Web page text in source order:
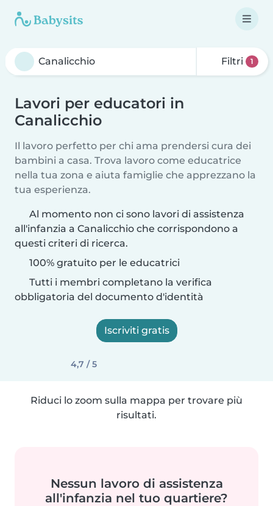
Filtri 1
Lavori per educatori in
Canalicchio
Il lavoro perfetto per chi ama prendersi cura dei
bambini a casa. Trova lavoro come educatrice
nella tua zona e aiuta famiglie che apprezzano la
tua esperienza.
Al momento non ci sono lavori di assistenza
all'infanzia a Canalicchio che corrispondono a
questi criteri di ricerca.
100% gratuito per le educatrici
Tutti i membri completano la verifica
obbligatoria del documento d'identità
Iscriviti gratis
4,7 / 5
Riduci lo zoom sulla mappa per trovare più
risultati.
Nessun lavoro di assistenza
all'infanzia nel tuo quartiere?